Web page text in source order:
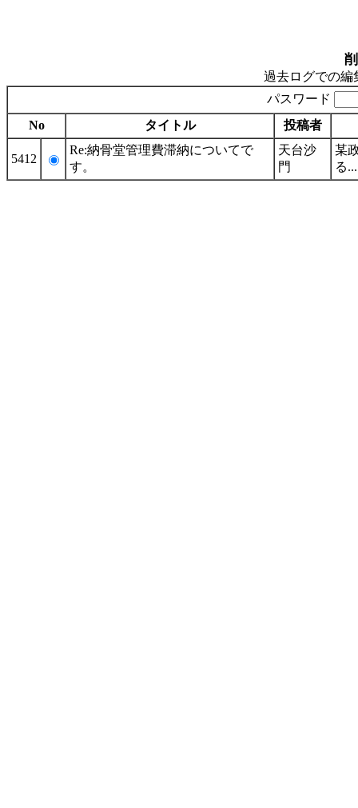
過去ログでの編
パスワード
No
タイトル 投稿者
5412
Re:納骨堂管理費滞納についてで
す。
天台沙
門
某
る